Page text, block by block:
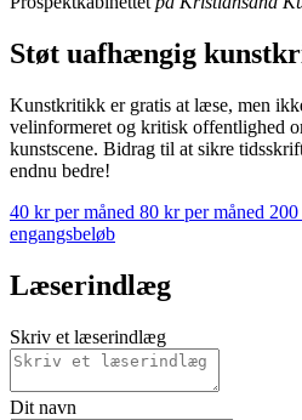
Støt uafhængig
Kunstkritikk er gratis at læse, men
velinformeret og kritisk offentlighed
kunstscene. Bidrag til at sikre
endnu bedre!
40 kr per måned 80 kr per måned
engangsbeløb
Læserindlæg
Skriv et læserindlæg
Dit navn